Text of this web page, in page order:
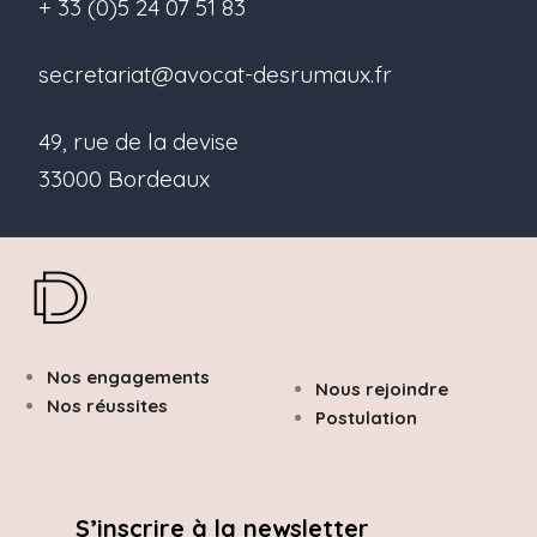
+ 33 (0)5 24 07 51 83
secretariat@avocat-desrumaux.fr
49, rue de la devise
33000 Bordeaux
Nous rejoindre
Postulation
Nos engagements
Nos réussites
S’inscrire à la newsletter